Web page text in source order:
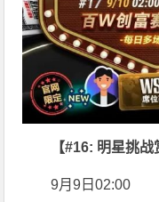
【#16: 明星挑战
9月9日02:00